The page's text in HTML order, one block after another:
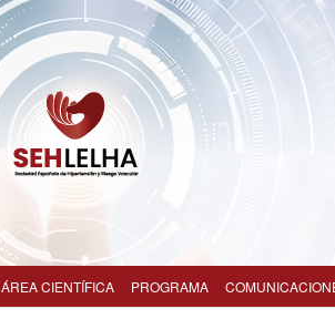
ÁREA CIENTÍFICA PROGRAMA